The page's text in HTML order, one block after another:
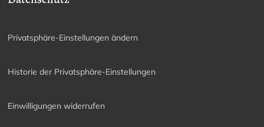
Privatsphäre-Einstellungen ändern
Historie der Privatsphäre-Einstellungen
Einwilligungen widerrufen